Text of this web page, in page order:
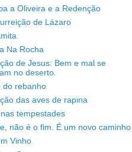
a Oliveira e a Redenção
de Lázaro
Na Rocha
de Jesus: Bem e mal se
no deserto.
do rebanho
das aves de rapina
tempestades
não é o fim. É um novo caminho.
Vinho